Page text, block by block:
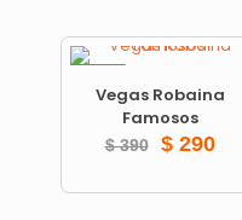
Vegas Robaina
Famosos
$390 $290